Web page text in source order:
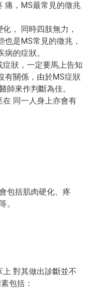
痛，MS最常見的徵兆
， 同時四肢無力，
是MS常見的徵兆，
的症狀。
狀，一定要馬上告知
有關係，由於MS症狀
師來作判斷為佳。
在 同一人身上亦會有
包括肌肉硬化、疼
。
對其做出診斷並不
包括：